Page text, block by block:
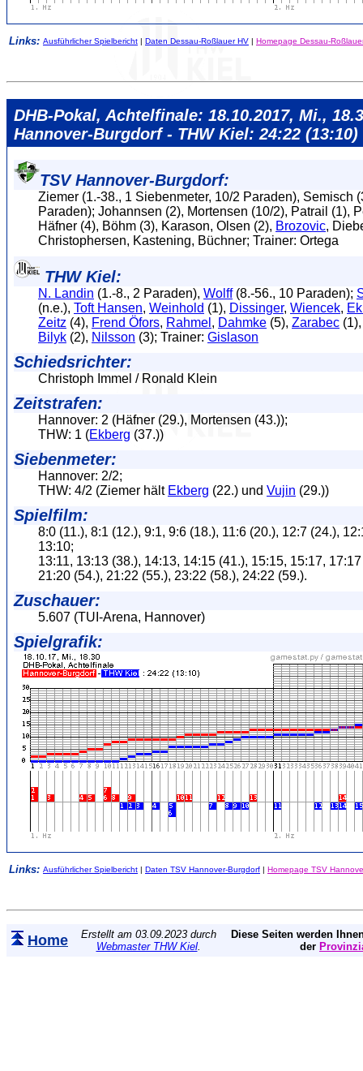
Links: Ausführlicher Spielbericht | Daten Dessau-Roßlauer HV | Homepage Dessau-
DHB-Pokal, Achtelfinale: 18.10.2017, Mi.,
Hannover-Burgdorf - THW Kiel: 24:22 (13:10)
TSV Hannover-Burgdorf:
Ziemer (1.-38., 1 Siebenmeter, 10/2 Paraden), Semisch
Paraden); Johannsen (2), Mortensen (10/2), Patrail (1),
Häfner (4), Böhm (3), Karason, Olsen (2), Brozovic,
Christophersen, Kastening, Büchner; Trainer: Ortega
THW Kiel:
N. Landin (1.-8., 2 Paraden), Wolff(8.-56., 10 Paraden);
(n.e.), Toft Hansen, Weinhold (1), Dissinger, Wiencek,
Zeitz (4), Frend Öfors, Rahmel , Dahmke (5), Zarabec
Bilyk (2), Nilsson (3); Trainer: Gislason
Schiedsrichter:
Christoph Immel / Ronald Klein
Zeitstrafen:
Hannover: 2 (Häfner (29.), Mortensen (43.));
THW: 1 (Ekberg (37.))
Siebenmeter:
Hannover: 2/2;
THW: 4/2 (Ziemer hält Ekberg (22.) und Vujin (29.))
Spielfilm:
8:0 (11.), 8:1 (12.), 9:1, 9:6 (18.), 11:6 (20.), 12:7 (24.),
13:10;
13:11, 13:13 (38.), 14:13, 14:15 (41.), 15:15, 15:17,
21:20 (54.), 21:22 (55.), 23:22 (58.), 24:22 (59.).
Zuschauer:
5.607 (TUI-Arena, Hannover)
Spielgrafik:
Links: Ausführlicher Spielbericht | Daten TSV Hannover-Burgdorf | Homepage TSV
Home
Erstellt am 03.09.2023 durch
Webmaster THW Kiel.
Diese Seiten werden
der